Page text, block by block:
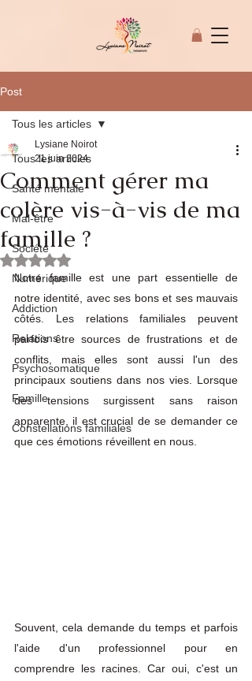
© Copyright
Post
Tous les articles
Santé mentale
Mal-être
Société
Numérique
Addiction
Relations
Psychosomatique
Famille
Constellations familiales
Tous les articles
Comment gérer ma
colère vis-à-vis de ma
famille ?
Lysiane Noirot
21 juin 2024
Noté NaN étoiles sur 5.
Notre famille est une part essentielle de
notre identité, avec ses bons et ses mauvais
côtés. Les relations familiales peuvent
parfois être sources de frustrations et de
conflits, mais elles sont aussi l'un des
principaux soutiens dans nos vies. Lorsque
des tensions surgissent sans raison
apparente, il est crucial de se demander ce
que ces émotions réveillent en nous.
Souvent, cela demande du temps et parfois
l'aide d'un professionnel pour en
comprendre les racines. Car oui, c'est un